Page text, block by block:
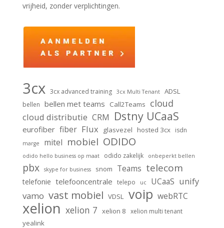
vrijheid, zonder verplichtingen.
3cx 3cx advanced training 3cx Multi Tenant ADSL
bellen bellen met teams Call2Teams cloud
cloud distributie CRM Dstny UCaaS
eurofiber fiber Flux glasvezel hosted 3cx isdn
marge mitel mobiel ODIDO
odido hello business op maat odido zakelijk onbeperkt bellen
pbx skype for business snom Teams telecom
telefonie telefooncentrale telepo uc UCaaS unify
vamo vast mobiel VDSL voip webRTC
xelion xelion 7 xelion 8 xelion multi tenant
yealink